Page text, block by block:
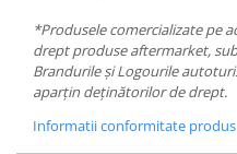
*Produsele comercializate pe
drept produse aftermarket,
Brandurile și Logourile
aparțin deținătorilor de drept.
Informatii conformitate produs